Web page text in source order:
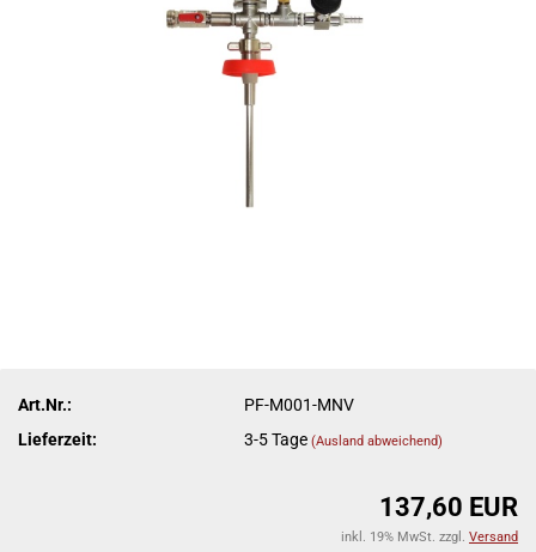
Art.Nr.:
PF-M001-MNV
Lieferzeit:
3-5 Tage(Ausland abweichend)
137,60 EUR
inkl. 19% MwSt. zzgl. Versand